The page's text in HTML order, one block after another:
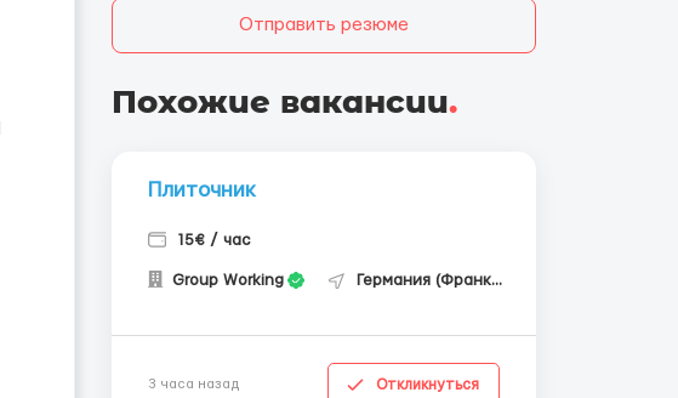
Отправить резюме
Похожие вакансии.
Плиточник
15€ / час
Group Working Германия (Франкфурт-на-Майне)
3 часа назад Откликнуться